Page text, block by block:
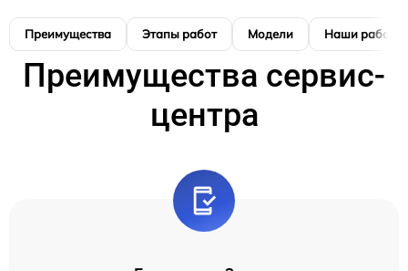
Преимущества Этапы работ Модели Наши работы
Преимущества сервис-
центра